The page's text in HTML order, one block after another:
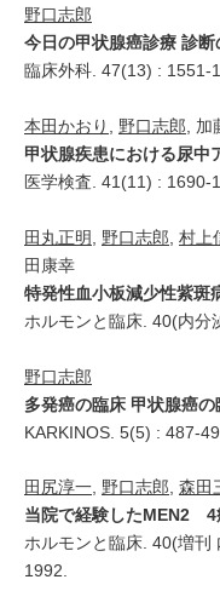
野口志郎
今日の甲状腺癌診療 診
臨床外科. 47(13) : 1551-
本田かおり 野口志郎 ,
甲状腺疾患における尿中
医学検査. 41(11) : 1690-
田丸正明 野口志郎 村上
田康幸
特発性血小板減少性紫斑
ホルモンと臨床. 40(内分
野口志郎
多発癌の臨床 甲状腺癌の
KARKINOS. 5(5) : 487-
田尻淳一, 野口志郎, 森田
当院で経験したMEN2 4
ホルモンと臨床. 40(増刊
1992.